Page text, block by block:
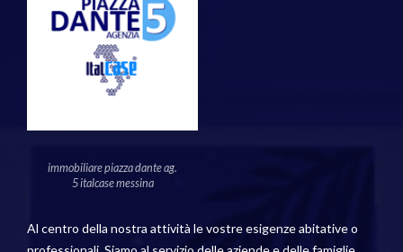
immobiliare piazza dante ag.
5 italcase messina
Al centro della nostra attività le vostre esigenze abitative o